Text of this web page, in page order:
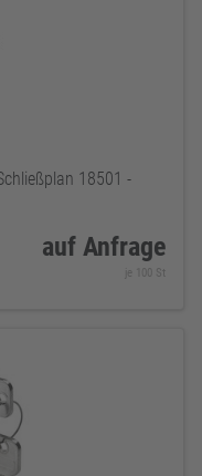
18501 -
auf Anfrage
je 100 St